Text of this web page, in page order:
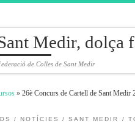
Medir, dolça
de Colles de Sant Medir
» 26è Concurs de Cartell de Sant Medir
NOTÍCIES SANT MEDIR